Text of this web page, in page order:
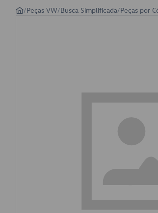
/Peças VW/Busca Simplificada/Peças por